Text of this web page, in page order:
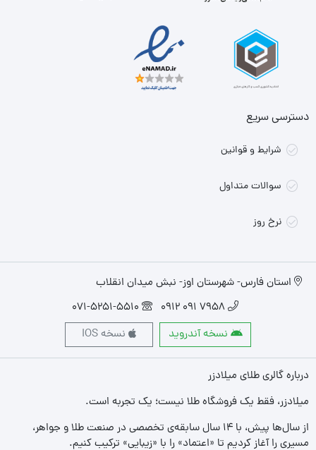
دسترسی سریع
شرایط و قوانین
سوالات متداول
نرخ روز
استان فارس- شهرستان اوز- نبش میدان انقلاب
7958 091 0912
071-5251-5510
نسخه آندروید
نسخه IOS
درباره گالری طلای میلادزر
میلادزر، فقط یک فروشگاه طلا نیست؛ یک تجربه‌ است.
از سال‌ها پیش، با ۱۴ سال سابقه‌ی تخصصی در صنعت طلا و جواهر،
مسیری را آغاز کردیم تا «اعتماد» را با «زیبایی» ترکیب کنیم.